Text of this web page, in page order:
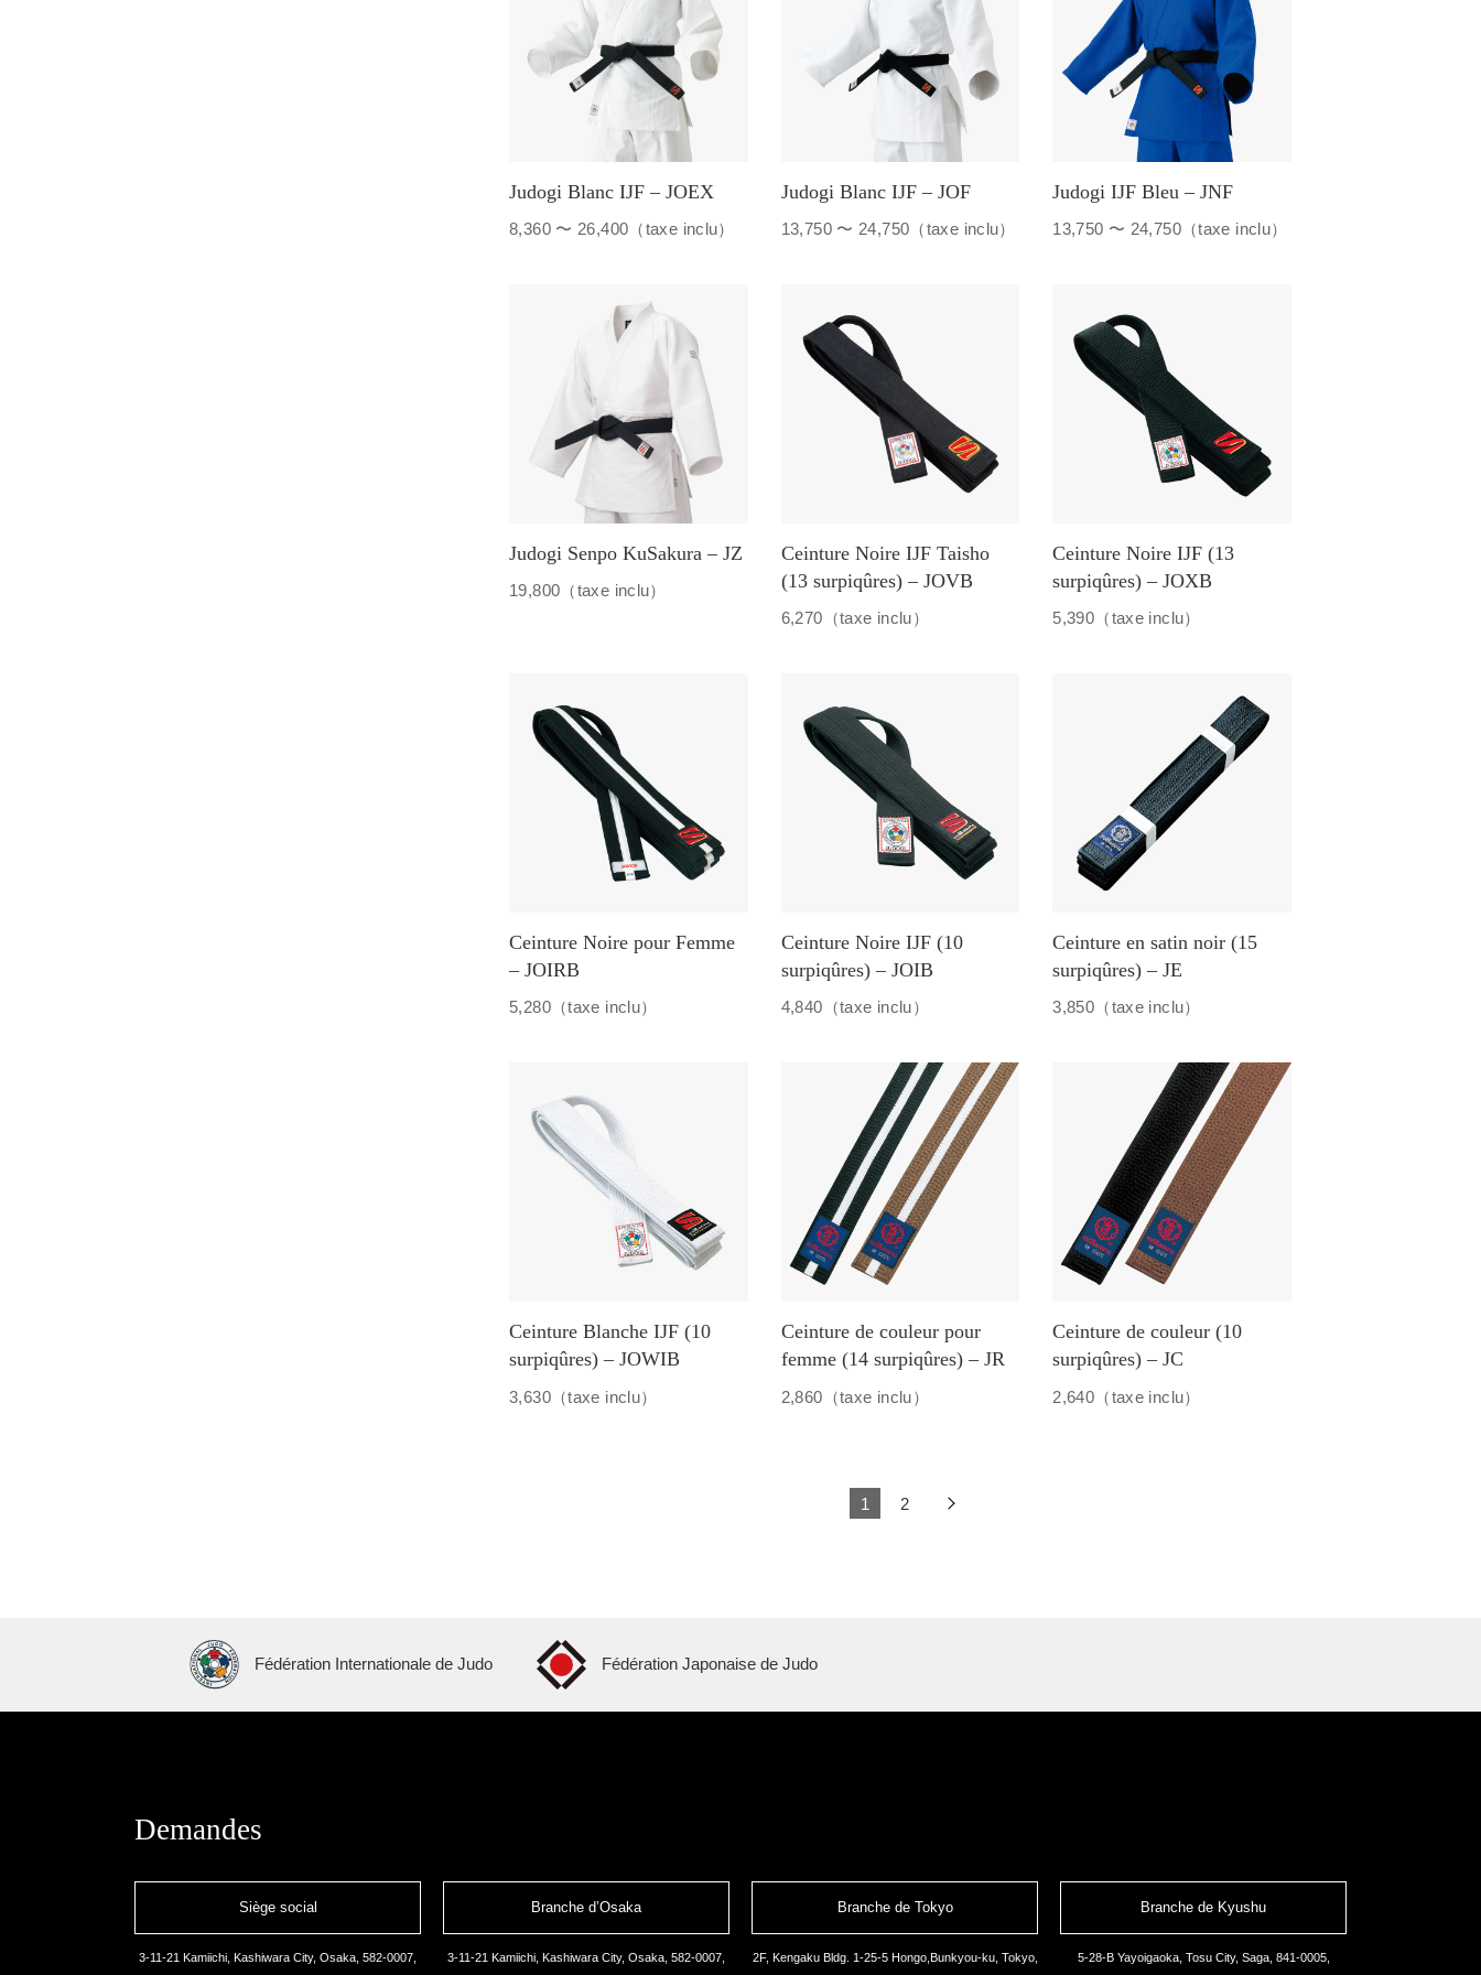
Judogi Blanc IJF – JOEX
8,360 〜 26,400（taxe inclu）
Judogi Blanc IJF – JOF
13,750 〜 24,750（taxe inclu）
Judogi IJF Bleu – JNF
13,750 〜 24,750（taxe inclu）
Judogi Senpo KuSakura – JZ
19,800（taxe inclu）
Ceinture Noire IJF Taisho
(13 surpiqûres) – JOVB
6,270（taxe inclu）
Ceinture Noire IJF (13
surpiqûres) – JOXB
5,390（taxe inclu）
Ceinture Noire pour Femme
– JOIRB
5,280（taxe inclu）
Ceinture Noire IJF (10
surpiqûres) – JOIB
4,840（taxe inclu）
Ceinture en satin noir (15
surpiqûres) – JE
3,850（taxe inclu）
Ceinture Blanche IJF (10
surpiqûres) – JOWIB
3,630（taxe inclu）
Ceinture de couleur pour
femme (14 surpiqûres) – JR
2,860（taxe inclu）
Ceinture de couleur (10
surpiqûres) – JC
2,640（taxe inclu）
1 2
Fédération Internationale de Judo Fédération Japonaise de Judo
Demandes
Siège social
3-11-21 Kamiichi, Kashiwara City, Osaka, 582-0007,
Branche d’Osaka
3-11-21 Kamiichi, Kashiwara City, Osaka, 582-0007,
Branche de Tokyo
2F, Kengaku Bldg. 1-25-5 Hongo,Bunkyou-ku, Tokyo,
Branche de Kyushu
5-28-B Yayoigaoka, Tosu City, Saga, 841-0005,